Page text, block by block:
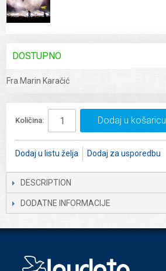
DOSTUPNO
Fra Marin Karačić
Količina: Dodaj u košaricu
Dodaj u listu želja Dodaj za usporedbu
DESCRIPTION
DODATNE INFORMACIJE